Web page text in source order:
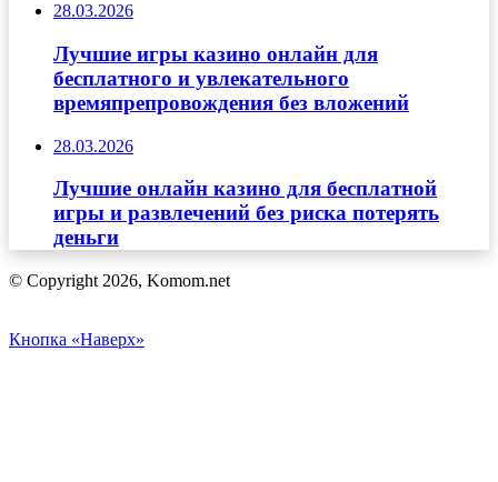
28.03.2026
Лучшие игры казино онлайн для
бесплатного и увлекательного
времяпрепровождения без вложений
28.03.2026
Лучшие онлайн казино для бесплатной
игры и развлечений без риска потерять
деньги
© Copyright 2026, Komom.net
Кнопка «Наверх»